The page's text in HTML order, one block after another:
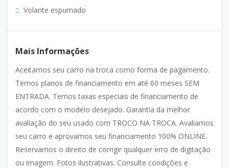
Volante espumado
Mais Informações
Aceitamos seu carro na troca como forma de pagamento.
Temos planos de financiamento em até 60 meses SEM
ENTRADA. Temos taxas especiais de financiamento de
acordo com o modelo desejado. Garantia da melhor
avaliação do seu usado com TROCO NA TROCA. Avaliamos
seu carro e aprovamos seu financiamento 100% ONLINE.
Reservamos o direito de corrigir qualquer erro de digitação
ou imagem. Fotos ilustrativas. Consulte condições e